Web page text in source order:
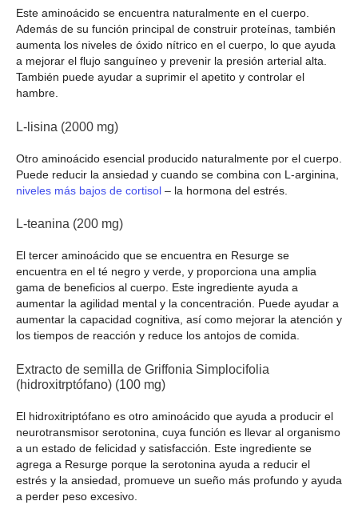
Este aminoácido se encuentra naturalmente en el cuerpo.
Además de su función principal de construir proteínas, también
aumenta los niveles de óxido nítrico en el cuerpo, lo que ayuda
a mejorar el flujo sanguíneo y prevenir la presión arterial alta.
También puede ayudar a suprimir el apetito y controlar el
hambre.
L-lisina (2000 mg)
Otro aminoácido esencial producido naturalmente por el cuerpo.
Puede reducir la ansiedad y cuando se combina con L-arginina,
niveles más bajos de cortisol – la hormona del estrés.
L-teanina (200 mg)
El tercer aminoácido que se encuentra en Resurge se
encuentra en el té negro y verde, y proporciona una amplia
gama de beneficios al cuerpo. Este ingrediente ayuda a
aumentar la agilidad mental y la concentración. Puede ayudar a
aumentar la capacidad cognitiva, así como mejorar la atención y
los tiempos de reacción y reduce los antojos de comida.
Extracto de semilla de Griffonia Simplocifolia
(hidroxitrptófano) (100 mg)
El hidroxitriptófano es otro aminoácido que ayuda a producir el
neurotransmisor serotonina, cuya función es llevar al organismo
a un estado de felicidad y satisfacción. Este ingrediente se
agrega a Resurge porque la serotonina ayuda a reducir el
estrés y la ansiedad, promueve un sueño más profundo y ayuda
a perder peso excesivo.